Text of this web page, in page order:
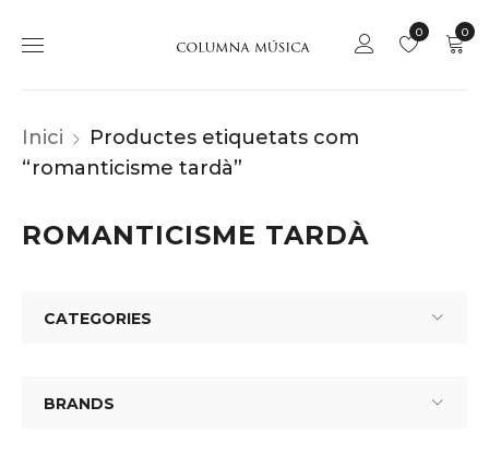
0
0
Inici
Productes etiquetats com
“romanticisme tardà”
ROMANTICISME TARDÀ
CATEGORIES
BRANDS